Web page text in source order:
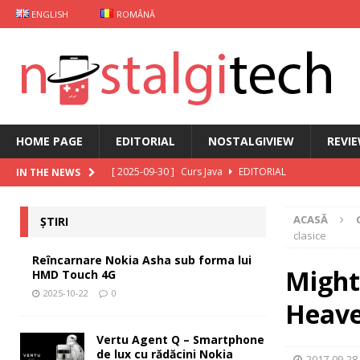
ENGLISH ROMÂNĂ
HOME PAGE EDITORIAL NOSTALGIVIEW
IN THE NEWS [ 2025-09-30 ] Curs Java
EDITORIAL
Reîncarnare Nokia Asha sub forma lui
[ 2025-10-19 ]
Vertu Agent Q – Smartphone de lux cu
[ 2025-10-03 ]
iKKO între Smartphone și AI Assistant
ACASĂ
clasice
ȘTIRI
Reîncarnare Nokia Asha sub forma lui
HMD Touch 4G
2025-10-22 0
Vertu Agent Q – Smartphone
de lux cu rădăcini Nokia